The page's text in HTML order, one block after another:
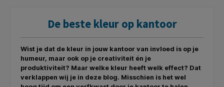
De beste kleur op kantoor
Wist je dat de kleur in jouw kantoor van invloed is op je
humeur, maar ook op je creativiteit én je
produktiviteit? Maar welke kleur heeft welk effect? Dat
verklappen wij je in deze blog. Misschien is het wel